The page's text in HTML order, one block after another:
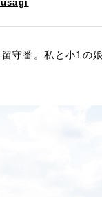
守番。私と小1の